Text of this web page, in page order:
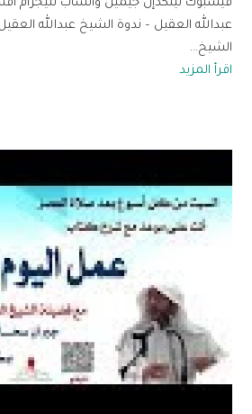
فيسبوك لينكدإن جيميل واتساب تليجرام
عبدالله العقيل – ندوة الشيخ عبدالله
الشيخ...
اقرأ المزيد